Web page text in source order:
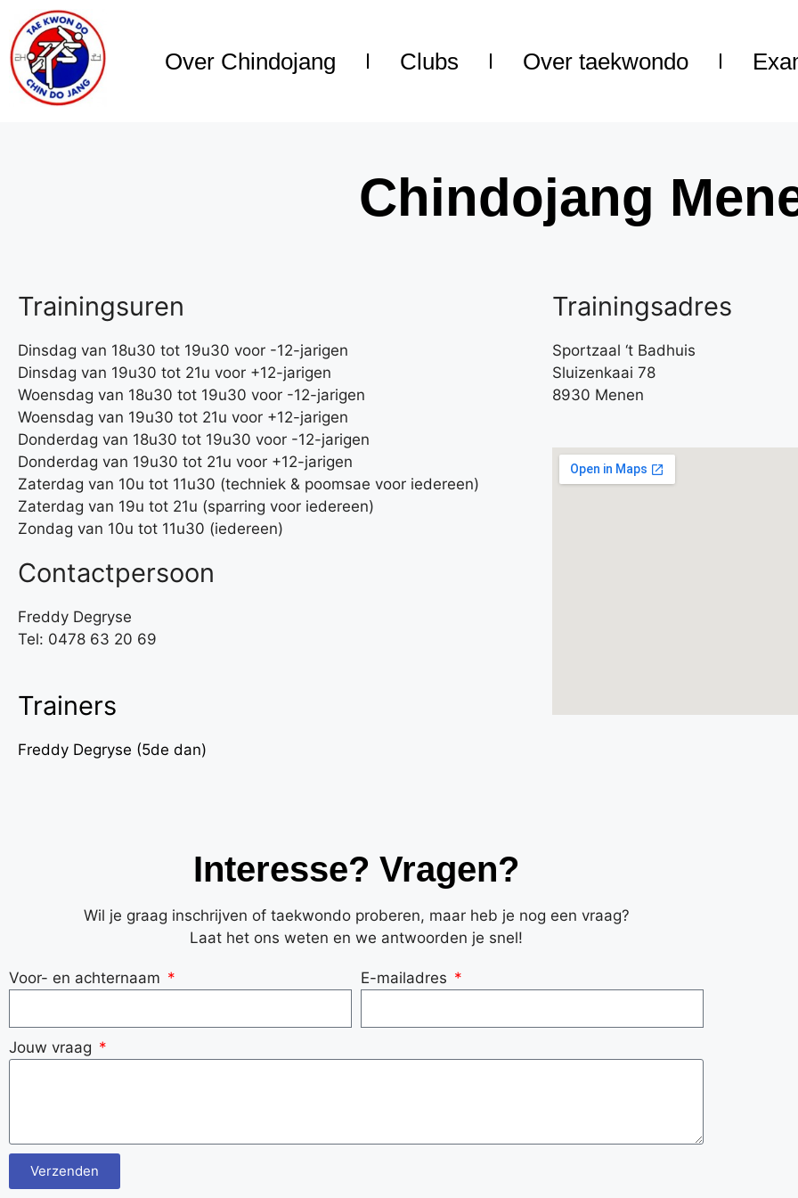
Over Chindojang Clubs Over taekwondo
Chindojang
Trainingsuren
Dinsdag van 18u30 tot 19u30 voor -12-jarigen
Dinsdag van 19u30 tot 21u voor +12-jarigen
Woensdag van 18u30 tot 19u30 voor -12-jarigen
Woensdag van 19u30 tot 21u voor +12-jarigen
Donderdag van 18u30 tot 19u30 voor -12-jarigen
Donderdag van 19u30 tot 21u voor +12-jarigen
Zaterdag van 10u tot 11u30 (techniek & poomsae voor iedereen)
Zaterdag van 19u tot 21u (sparring voor iedereen)
Zondag van 10u tot 11u30 (iedereen)
Contactpersoon
Freddy Degryse
Tel: 0478 63 20 69
Trainers
Freddy Degryse (5de dan)
Trainingsadres
Sportzaal ‘t Badhuis
Sluizenkaai 78
8930 Menen
Interesse? Vragen?
Wil je graag inschrijven of taekwondo proberen, maar heb je nog een vraag?
Laat het ons weten en we antwoorden je snel!
Voor- en achternaam E-mailadres
Jouw vraag
Verzenden